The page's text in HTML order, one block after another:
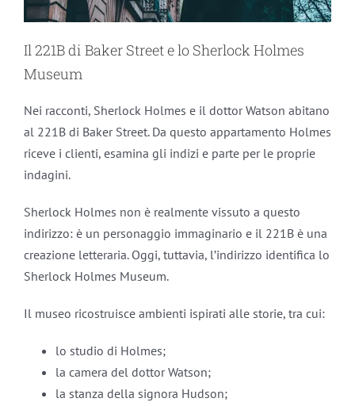
Il 221B di Baker Street e lo Sherlock Holmes
Museum
Nei racconti, Sherlock Holmes e il dottor Watson abitano
al 221B di Baker Street. Da questo appartamento Holmes
riceve i clienti, esamina gli indizi e parte per le proprie
indagini.
Sherlock Holmes non è realmente vissuto a questo
indirizzo: è un personaggio immaginario e il 221B è una
creazione letteraria. Oggi, tuttavia, l’indirizzo identifica lo
Sherlock Holmes Museum.
Il museo ricostruisce ambienti ispirati alle storie, tra cui:
lo studio di Holmes;
la camera del dottor Watson;
la stanza della signora Hudson;